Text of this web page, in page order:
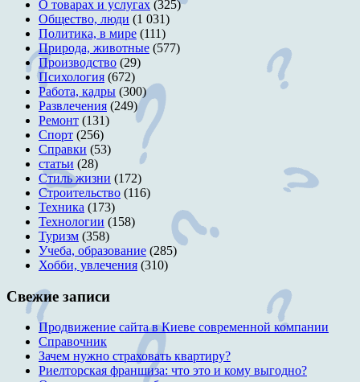
О товарах и услугах (325)
Общество, люди (1 031)
Политика, в мире (111)
Природа, животные (577)
Производство (29)
Психология (672)
Работа, кадры (300)
Развлечения (249)
Ремонт (131)
Спорт (256)
Справки (53)
статьи (28)
Стиль жизни (172)
Строительство (116)
Техника (173)
Технологии (158)
Туризм (358)
Учеба, образование (285)
Хобби, увлечения (310)
Свежие записи
Продвижение сайта в Киеве современной компании
Справочник
Зачем нужно страховать квартиру?
Риелторская франшиза: что это и кому выгодно?